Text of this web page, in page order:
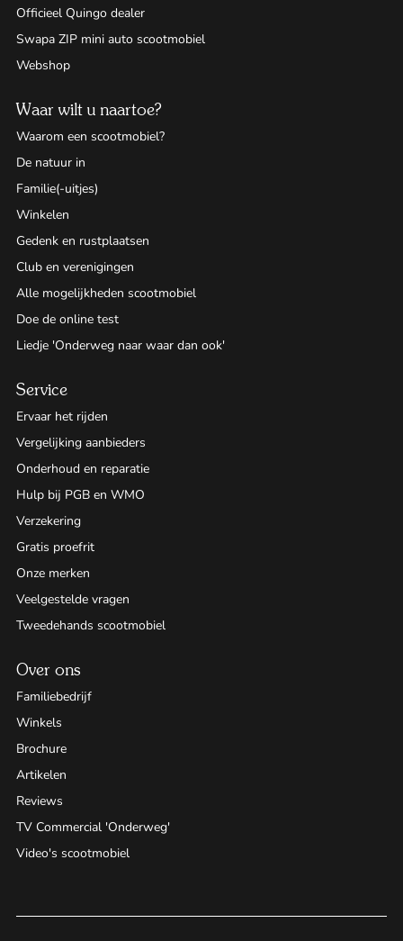
Officieel Quingo dealer
Swapa ZIP mini auto scootmobiel
Webshop
Waar wilt u naartoe?
Waarom een scootmobiel?
De natuur in
Familie(-uitjes)
Winkelen
Gedenk en rustplaatsen
Club en verenigingen
Alle mogelijkheden scootmobiel
Doe de online test
Liedje 'Onderweg naar waar dan ook'
Service
Ervaar het rijden
Vergelijking aanbieders
Onderhoud en reparatie
Hulp bij PGB en WMO
Verzekering
Gratis proefrit
Onze merken
Veelgestelde vragen
Tweedehands scootmobiel
Over ons
Familiebedrijf
Winkels
Brochure
Artikelen
Reviews
TV Commercial 'Onderweg'
Video's scootmobiel